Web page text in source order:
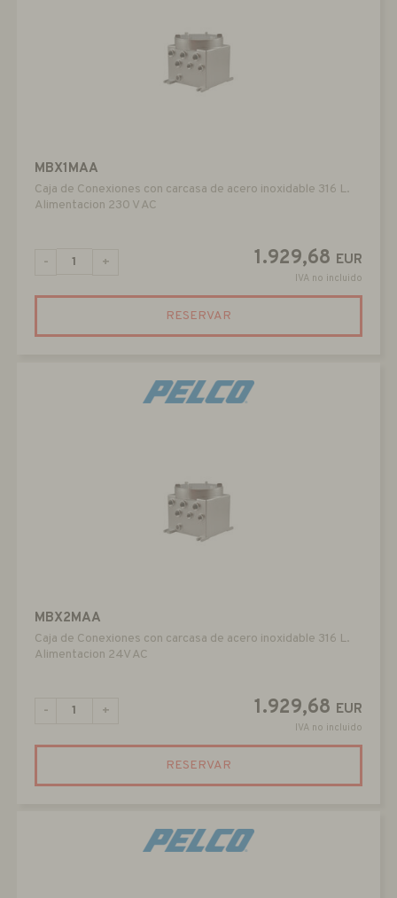
MBX1MAA
Caja de Conexiones con carcasa de acero inoxidable 316 L.
Alimentacion 230 V AC
1.929,68 EUR
IVA no incluido
- +
RESERVAR
MBX2MAA
Caja de Conexiones con carcasa de acero inoxidable 316 L.
Alimentacion 24V AC
1.929,68 EUR
IVA no incluido
- +
RESERVAR